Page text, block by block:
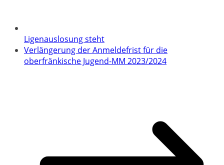
Ligenauslosung steht
Verlängerung der Anmeldefrist für die
oberfränkische Jugend-MM 2023/2024